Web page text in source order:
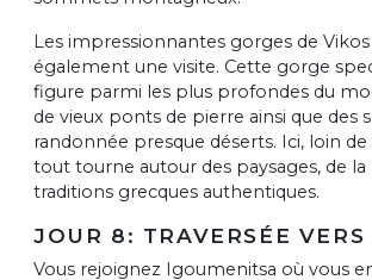
Les impressionnantes gorges de
également une visite. Cette gorge
figure parmi les plus profondes du
de vieux ponts de pierre ainsi que des
randonnée presque déserts. Ici, loin de
tout tourne autour des paysages, de
traditions grecques authentiques.
JOUR 8: TRAVERSÉE VERS
Vous rejoignez Igoumenitsa où vous